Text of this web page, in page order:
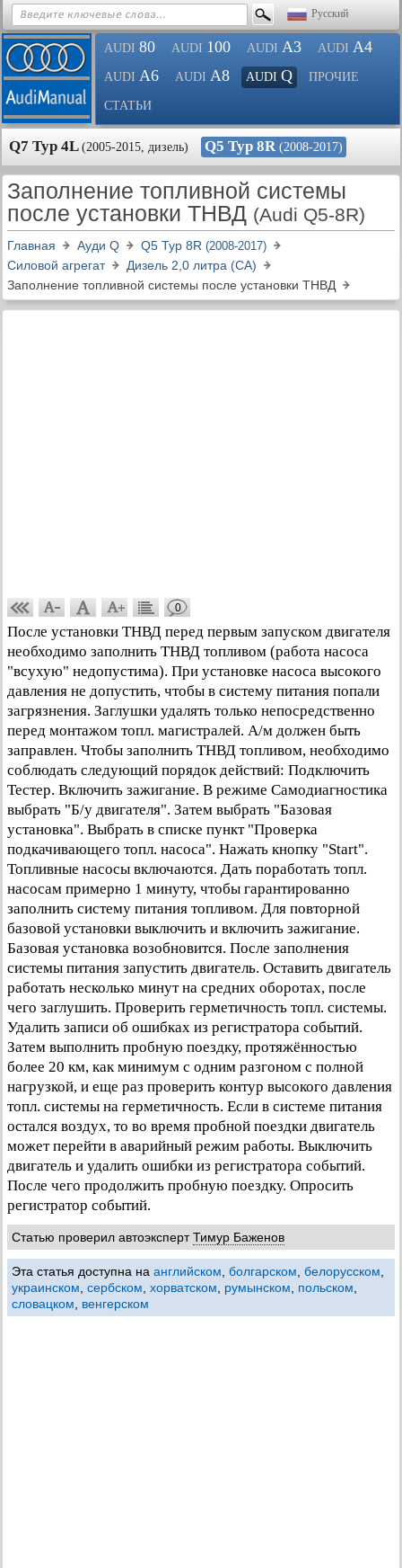
Русский
AUDI 80 AUDI 100 AUDI A3 AUDI A4
AUDI A6 AUDI A8 AUDI Q ПРОЧИЕ
СТАТЬИ
Q7 Typ 4L (2005-2015, дизель) Q5 Typ 8R (2008-2017)
Заполнение топливной системы
после установки ТНВД (Audi Q5-8R)
Главная Ауди Q Q5 Typ 8R (2008-2017)
Силовой агрегат
Дизель 2,0 литра (CA)
Заполнение топливной системы после установки ТНВД
0
После установки ТНВД перед первым запуском двигателя
необходимо заполнить ТНВД топливом (работа насоса
"всухую" недопустима). При установке насоса высокого
давления не допустить, чтобы в систему питания попали
загрязнения. Заглушки удалять только непосредственно
перед монтажом топл. магистралей. А/м должен быть
заправлен. Чтобы заполнить ТНВД топливом, необходимо
соблюдать следующий порядок действий: Подключить
Тестер. Включить зажигание. В режиме Самодиагностика
выбрать "Б/у двигателя". Затем выбрать "Базовая
установка". Выбрать в списке пункт "Проверка
подкачивающего топл. насоса". Нажать кнопку "Start".
Топливные насосы включаются. Дать поработать топл.
насосам примерно 1 минуту, чтобы гарантированно
заполнить систему питания топливом. Для повторной
базовой установки выключить и включить зажигание.
Базовая установка возобновится. После заполнения
системы питания запустить двигатель. Оставить двигатель
работать несколько минут на средних оборотах, после
чего заглушить. Проверить герметичность топл. системы.
Удалить записи об ошибках из регистратора событий.
Затем выполнить пробную поездку, протяжённостью
более 20 км, как минимум с одним разгоном с полной
нагрузкой, и еще раз проверить контур высокого давления
топл. системы на герметичность. Если в системе питания
остался воздух, то во время пробной поездки двигатель
может перейти в аварийный режим работы. Выключить
двигатель и удалить ошибки из регистратора событий.
После чего продолжить пробную поездку. Опросить
регистратор событий.
Статью проверил автоэкспертТимур Баженов
Эта статья доступна на английском болгарском белорусском
украинском сербском хорватском румынском польском
словацком
венгерском